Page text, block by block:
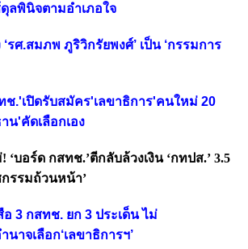
ลพินิจตามอำเภอใจ
รศ.สมภพ ภูริวิกรัยพงศ์’ เป็น ‘กรรมการ
ช.'เปิดรับสมัคร'เลขาธิการ'คนใหม่ 20
น'คัดเลือกเอง
บอร์ด กสทช.’ตีกลับล้วงเงิน ‘กทปส.’ 3.5
รรมถ้วนหน้า’
3 กสทช. ยก 3 ประเด็น ไม่
นาจเลือก‘เลขาธิการฯ’